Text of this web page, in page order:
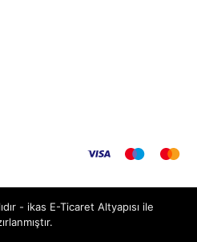
- ikas E-Ticaret Altyapısı ile